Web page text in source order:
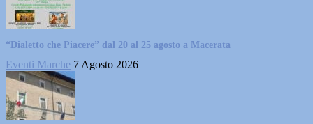
“Dialetto che Piacere” dal 20 al 25 agosto a Macerata
Eventi Marche 7 Agosto 2026